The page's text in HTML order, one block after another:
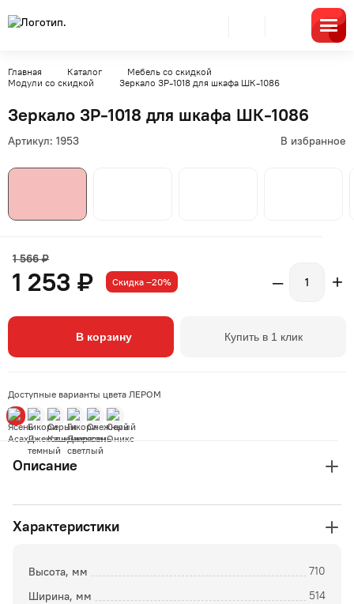
Главная Каталог
Мебель со скидкой
Модули со скидкой
Зеркало ЗР-1018 для шкафа ШК-1086
Зеркало ЗР-1018 для шкафа ШК-1086
Артикул: 1953 В избранное
Доступные варианты цвета ЛЕРОМ
1 566 ₽
1 253 ₽ Скидка –20% – +
В корзину Купить в 1 клик
Описание
Характеристики
Высота, мм 710
Ширина, мм 514